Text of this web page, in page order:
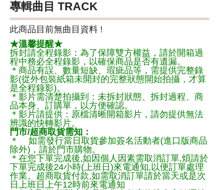
專輯曲目 TRACK
此商品目前無曲目資料 !
★溫馨提醒★
拆封請全程錄影：為了保障雙方權益，請於開箱過
程中務必全程錄影，以確保商品是否有遺漏。
＊商品有誤、數量短缺、瑕疵品等，需提供完整錄
影(從外包裝紙箱未開封的完整狀態開始拍攝，才算
是全程錄影)。
＊影片需清楚拍攝到：未拆封狀態、拆封過程、商
品本身、訂購單，以方便確認。
＊影片請提供：原檔清晰開箱影片，請勿提供無法
辨識的快轉影片。
門市/超商取貨需知：
＊ 如需發行當日取貨參加簽名活動者(進口版商品
除外)，請於門市購物。
＊在您下單完成後,如因個人因素需取消訂單,煩請於
下單完成後24小時(上班日)來電通知,以便訂單處理
作業。超商取貨付款,如需取消訂單請於當天或是次
日上班日上午12時前來電通知